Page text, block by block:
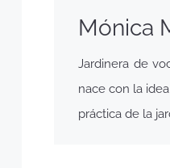
Mónica
Jardinera de
nace con la
práctica de la